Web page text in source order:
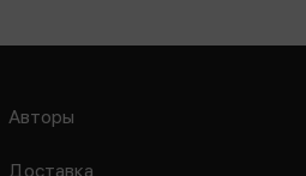
Авторы
Доставка